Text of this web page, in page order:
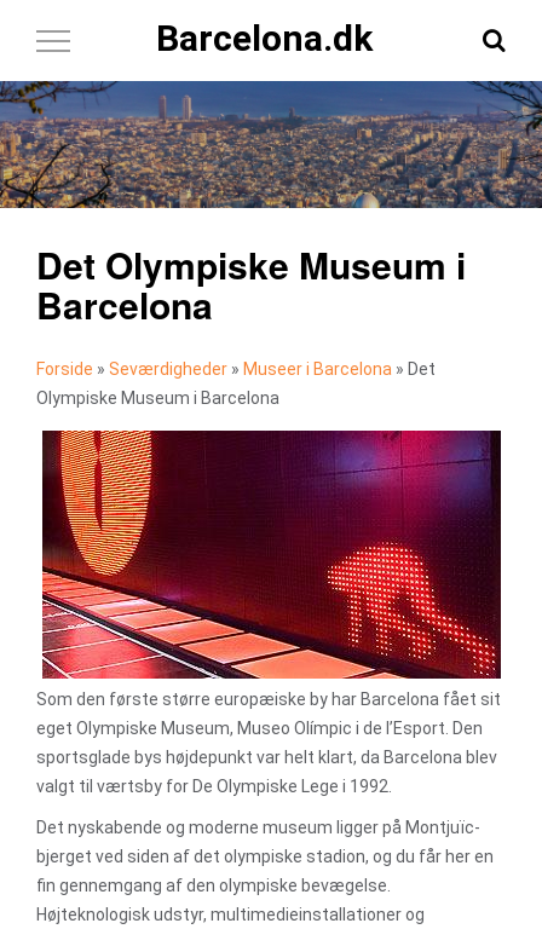
Barcelona.dk
Toggle
Det Olympiske Museum i
Barcelona
Forside » Seværdigheder » Museer i Barcelona » Det
Olympiske Museum i Barcelona
Som den første større europæiske by har Barcelona fået sit
eget Olympiske Museum, Museo Olímpic i de l’Esport. Den
sportsglade bys højdepunkt var helt klart, da Barcelona blev
valgt til værtsby for De Olympiske Lege i 1992.
Det nyskabende og moderne museum ligger på Montjuïc-
bjerget ved siden af det olympiske stadion, og du får her en
fin gennemgang af den olympiske bevægelse.
Højteknologisk udstyr, multimedieinstallationer og